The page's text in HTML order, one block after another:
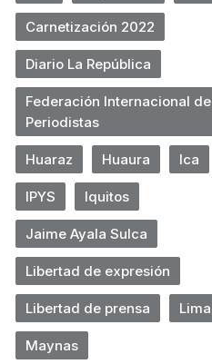
Carnetización 2022
Diario La República
Federación Internacional de
Periodistas
Huaraz Huaura Ica
IPYS Iquitos
Jaime Ayala Sulca
Libertad de expresión
Libertad de prensa Lima
Maynas